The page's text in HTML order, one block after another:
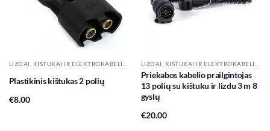
Plastikinis kištukas 2 polių
€8.00
Priekabos kabelio prailgintojas
13 polių su kištuku ir lizdu 3 m 8
gyslų
€20.00